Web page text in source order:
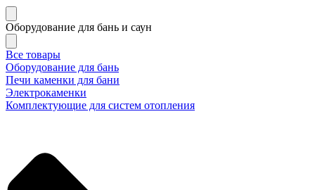
Оборудование для бань и саун
Все товары
Оборудование для бань
Печи каменки для бани
Электрокаменки
Комплектующие для систем отопления